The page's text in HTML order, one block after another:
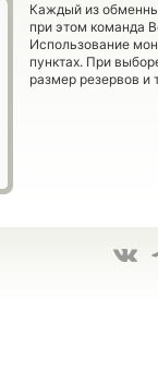
Каждый из
при этом команда
Использование
пунктах. При
размер резервов и